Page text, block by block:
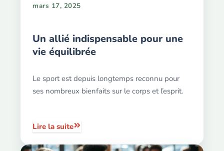
mars 17, 2025
Un allié indispensable pour une
vie équilibrée
Le sport est depuis longtemps reconnu pour
ses nombreux bienfaits sur le corps et l’esprit.
Lire la suite